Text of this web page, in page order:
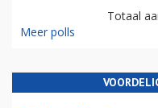
Totaal
Meer polls